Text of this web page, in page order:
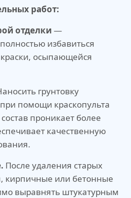
работ:
отделки —
избавиться
краски, осыпающейся
грунтовку
помощи краскопульта
проникает более
качественную
После удаления старых
кирпичные или бетонные
выравнять штукатурным